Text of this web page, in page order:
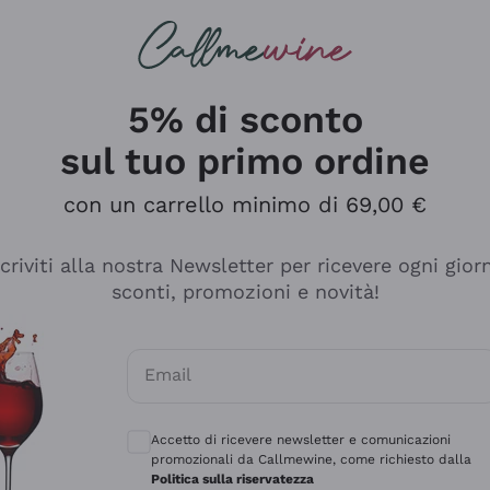
è male ma secondo me ci sono alternative che
5% di sconto
sul tuo primo ordine
con un carrello minimo di 69,00 €
alla nostra Newsletter per ricevere ogni
sconti, promozioni e novità!
Email
Accetto di ricevere newsletter e comunicazioni
promozionali da Callmewine, come richiesto dalla
Politica sulla riservatezza